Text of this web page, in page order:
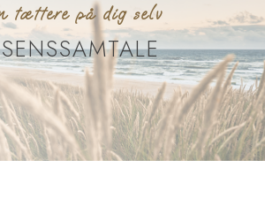
tættere på dig selv